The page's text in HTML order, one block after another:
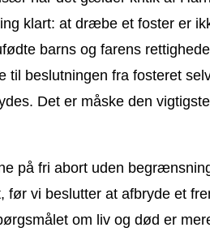
klart: at dræbe et foster er
barns og farens
beslutningen fra fosteret
Det er måske den
på fri abort uden
vi beslutter at afbryde et
om liv og død er